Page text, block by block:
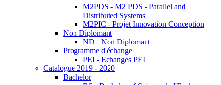
M2PDS - M2 PDS - Parallel and
Distributed Systems
M2PIC - Projet Innovation Conception
Non Diplomant
ND - Non Diplomant
Programme d'échange
PEI - Echanges PEI
Catalogue 2019 - 2020
Bachelor